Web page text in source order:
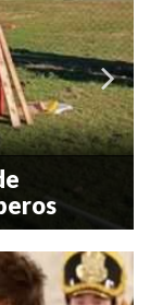
Ago
2026